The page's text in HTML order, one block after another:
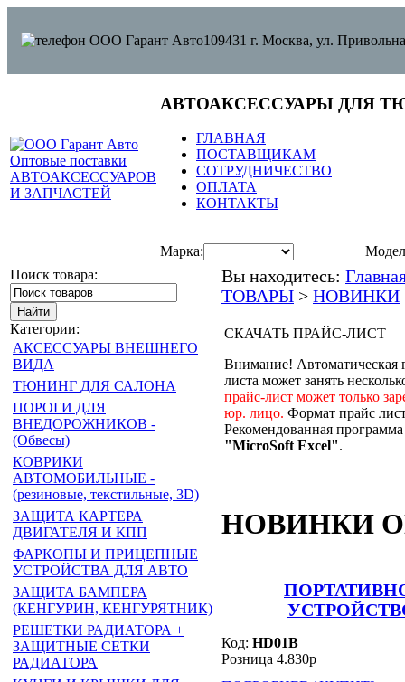
109431 г. Москва, ул.
АВТОАКСЕССУАРЫ ДЛЯ
ГЛАВНАЯ
ПОСТАВЩИКАМ
СОТРУДНИЧЕСТВО
ОПЛАТА
КОНТАКТЫ
Марка:
Поиск товара:
Категории:
АКСЕССУАРЫ ВНЕШНЕГО
ВИДА
ТЮНИНГ ДЛЯ САЛОНА
ПОРОГИ ДЛЯ
ВНЕДОРОЖНИКОВ -
(Обвесы)
КОВРИКИ
АВТОМОБИЛЬНЫЕ -
(резиновые, текстильные, 3D)
ЗАЩИТА КАРТЕРА
ДВИГАТЕЛЯ И КПП
ФАРКОПЫ И ПРИЦЕПНЫЕ
УСТРОЙСТВА ДЛЯ АВТО
ЗАЩИТА БАМПЕРА
(КЕНГУРИН, КЕНГУРЯТНИК)
РЕШЕТКИ РАДИАТОРА +
ЗАЩИТНЫЕ СЕТКИ
РАДИАТОРА
Вы находитесь:
ТОВАРЫ > НОВИНКИ
СКАЧАТЬ ПРАЙС-ЛИСТ
Внимание! Автоматическая
листа может занять
прайс-лист может только
юр. лицо. Формат прайс
Рекомендованная
"MicroSoft Excel".
НОВИНКИ
Код: HD01B
Розница 4.830р